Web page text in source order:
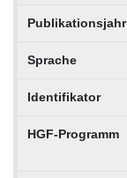
Publikationsjahr
Sprache
Identifikator
HGF-Programm